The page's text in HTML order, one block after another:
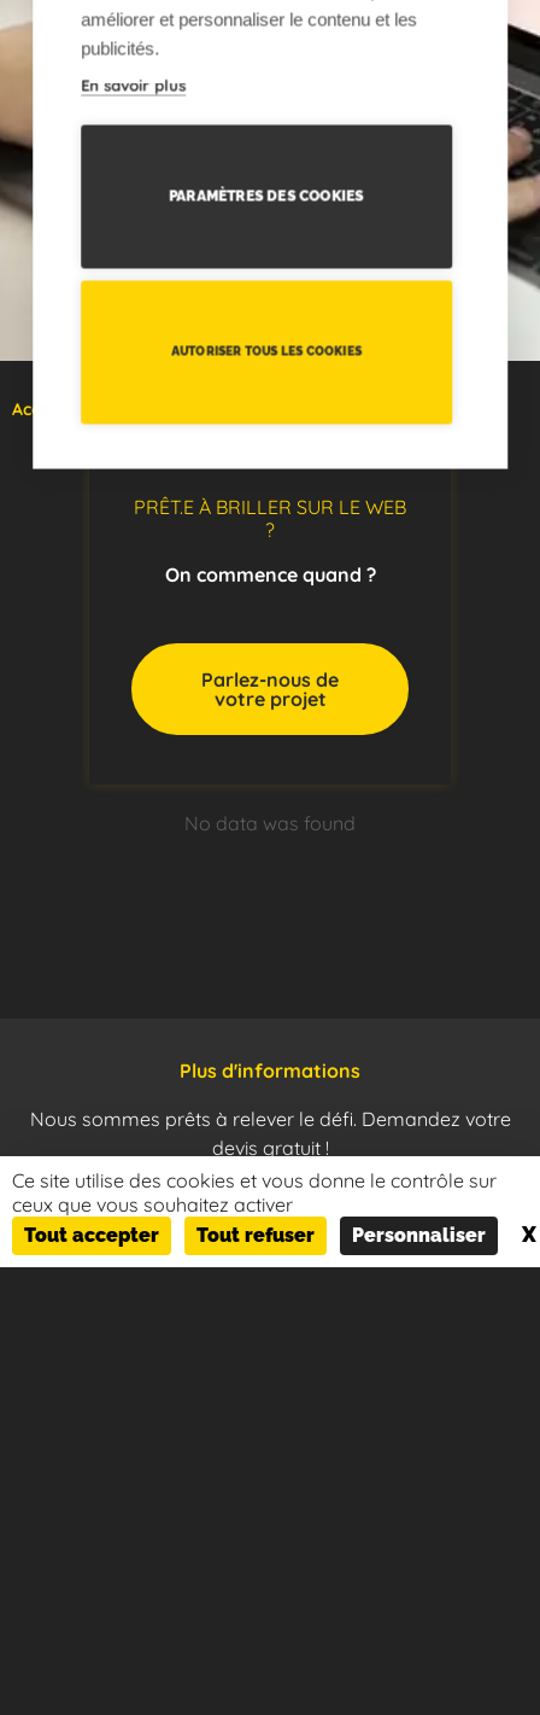
Ce site utilise des cookies et vous donne le contrôle sur
ceux que vous souhaitez activer
Tout accepter Tout refuser Personnaliser X
Accueil
PRÊT.E À BRILLER SUR LE WEB
?
On commence quand ?
Parlez-nous de
votre projet
No data was found
Plus d'informations
Nous sommes prêts à relever le défi. Demandez votre
devis gratuit !
Voir tous nos produits
améliorer et personnaliser le contenu et les
publicités.
En savoir plus
PARAMÈTRES DES COOKIES
AUTORISER TOUS LES COOKIES